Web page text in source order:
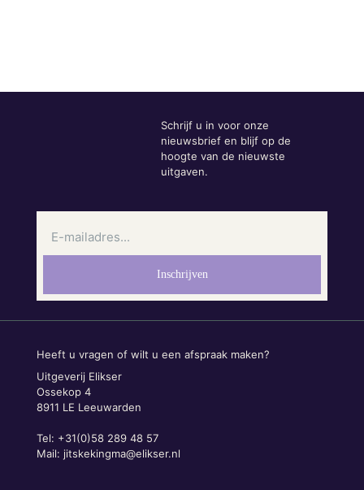
Schrijf u in voor onze
nieuwsbrief en blijf op de
hoogte van de nieuwste
uitgaven.
Heeft u vragen of wilt u een afspraak maken?
Uitgeverij Elikser
Ossekop 4
8911 LE Leeuwarden
Tel: +31(0)58 289 48 57
Mail: jitskekingma@elikser.nl